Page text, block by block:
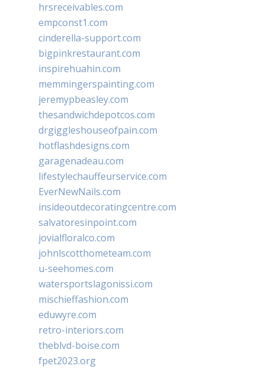
hrsreceivables.com
empconst1.com
cinderella-support.com
bigpinkrestaurant.com
inspirehuahin.com
memmingerspainting.com
jeremypbeasley.com
thesandwichdepotcos.com
drgiggleshouseofpain.com
hotflashdesigns.com
garagenadeau.com
lifestylechauffeurservice.com
EverNewNails.com
insideoutdecoratingcentre.com
salvatoresinpoint.com
jovialfloralco.com
johnlscotthometeam.com
u-seehomes.com
watersportslagonissi.com
mischieffashion.com
eduwyre.com
retro-interiors.com
theblvd-boise.com
fpet2023.org